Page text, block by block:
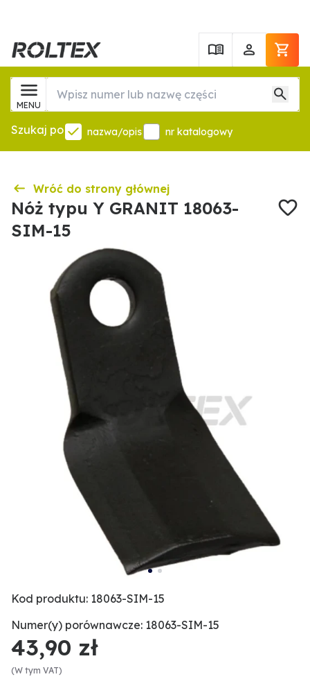
MENU
Szukaj po nazwa/opis nr katalogowy
Wróć do strony głównej
Nóż typu Y GRANIT 18063-
SIM-15
Kod produktu: 18063-SIM-15
Numer(y) porównawcze: 18063-SIM-15
43,90 zł
(W tym VAT)